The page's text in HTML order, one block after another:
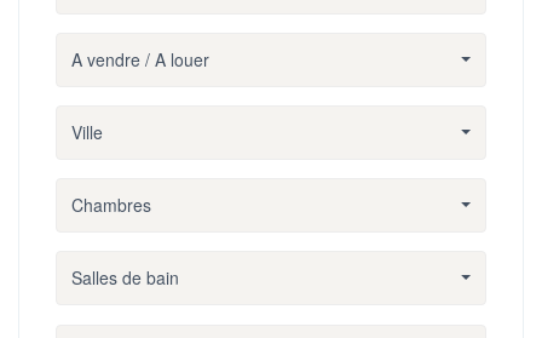
A vendre / A louer
Ville
Chambres
Salles de bain